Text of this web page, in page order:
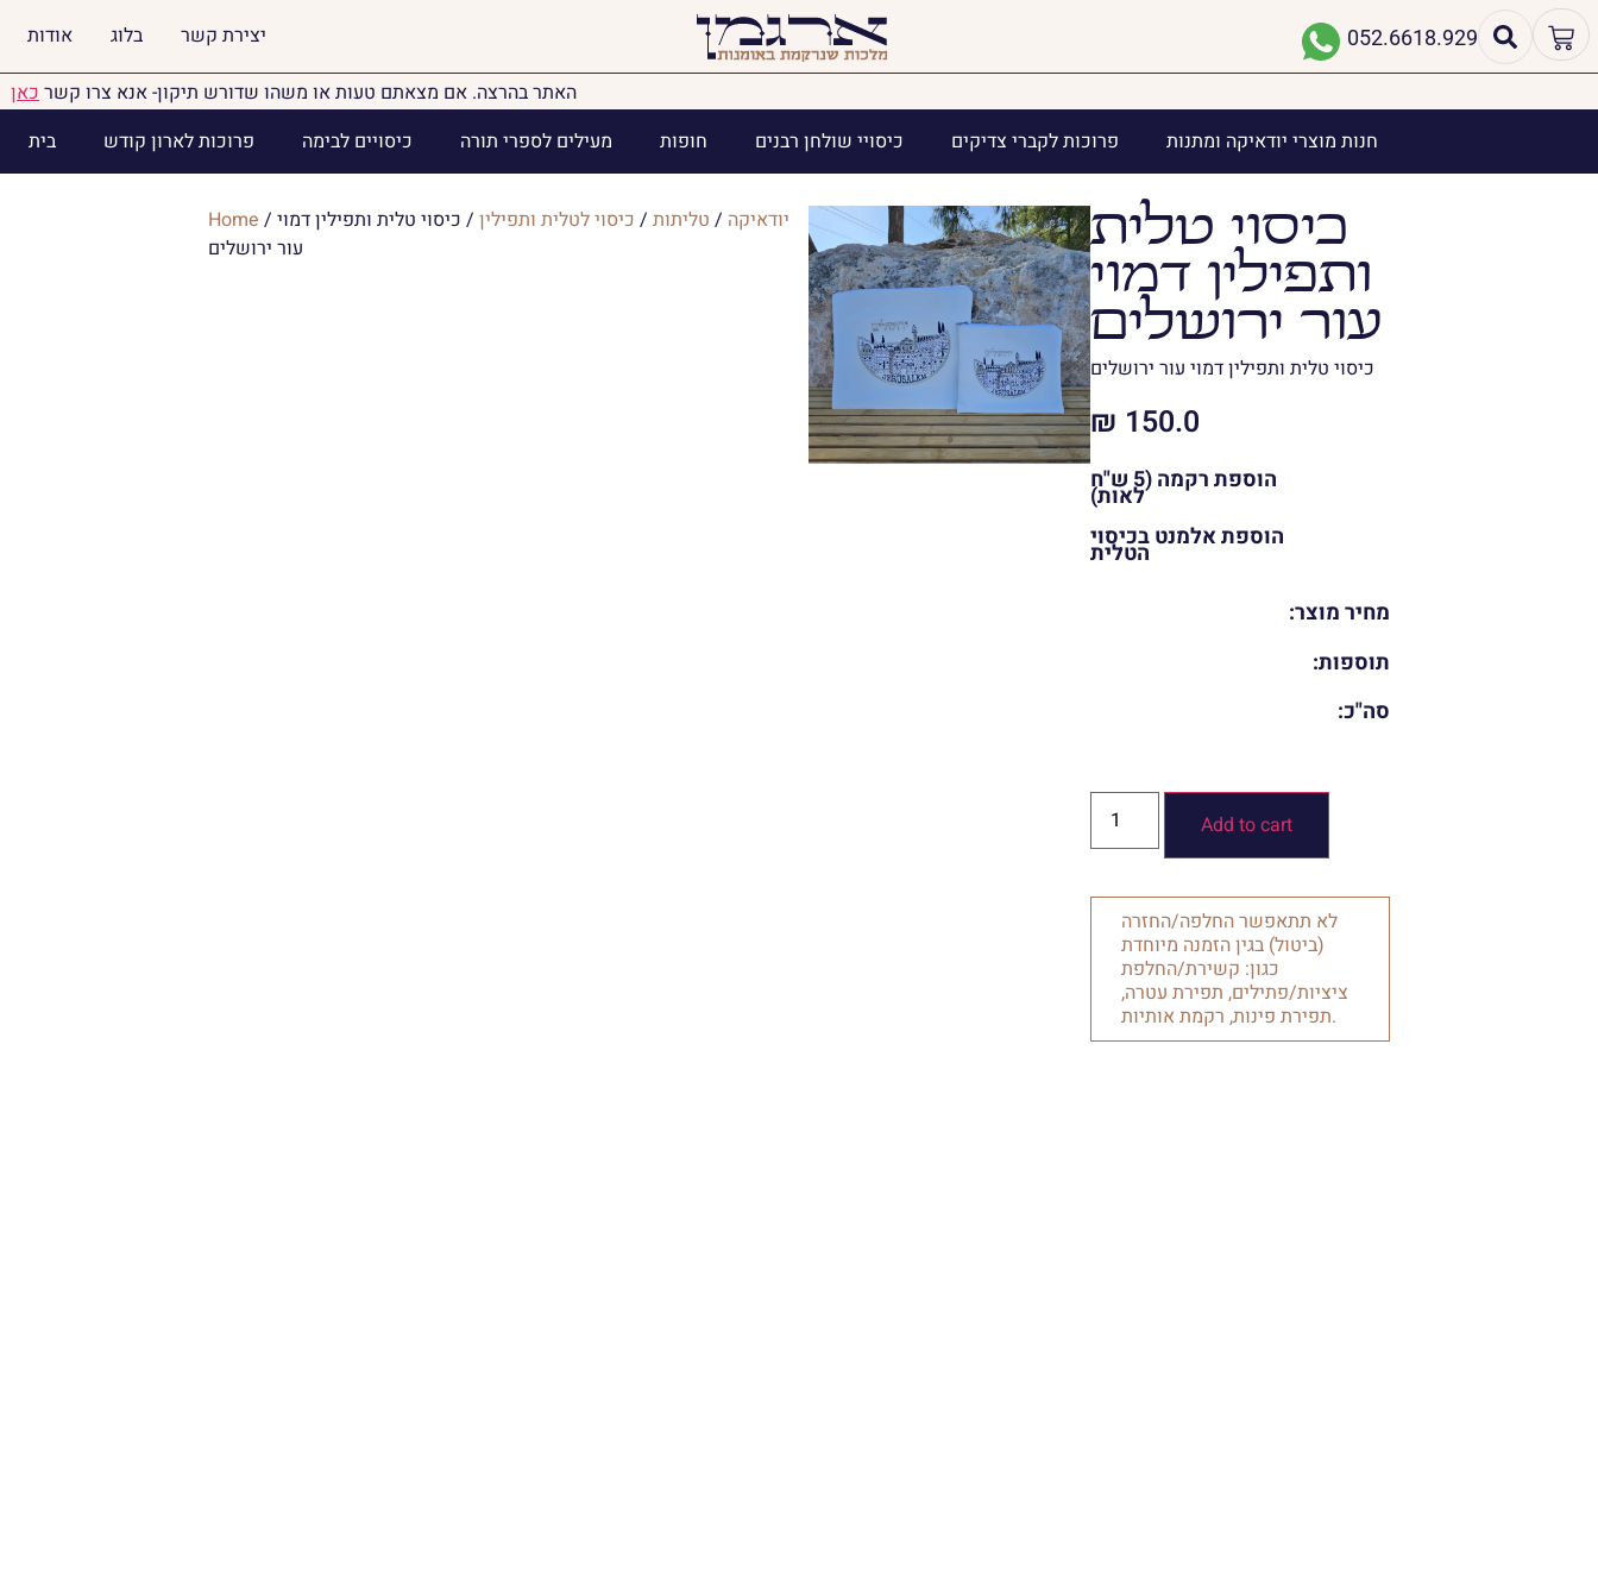
אודות בלוג יצירת קשר 052.6618.929
האתר בהרצה. אם מצאתם טעות או משהו שדורש תיקון- אנא צרו קשרכאן
בית
פרוכות לארון קודש כיסויים לבימה מעילים לספרי תורה חופות כיסויי שולחן רבנים פרוכות לקברי צדיקים חנות מוצרי יודאיקה ומתנות
Home / יודאיקה / טליתות / כיסוי לטלית ותפילין / כיסוי טלית ותפילין דמוי
עור ירושלים
כיסוי טלית
ותפילין דמוי
עור ירושלים
כיסוי טלית ותפילין דמוי עור ירושלים
₪ 150.0
הוספת רקמה (5 ש"ח
לאות)
הוספת אלמנט בכיסוי
הטלית
מחיר מוצר:
תוספות:
סה"כ:
Add to cart
לא תתאפשר החלפה/החזרה
(ביטול) בגין הזמנה מיוחדת
כגון: קשירת/החלפת
ציציות/פתילים, תפירת עטרה,
תפירת פינות, רקמת אותיות.